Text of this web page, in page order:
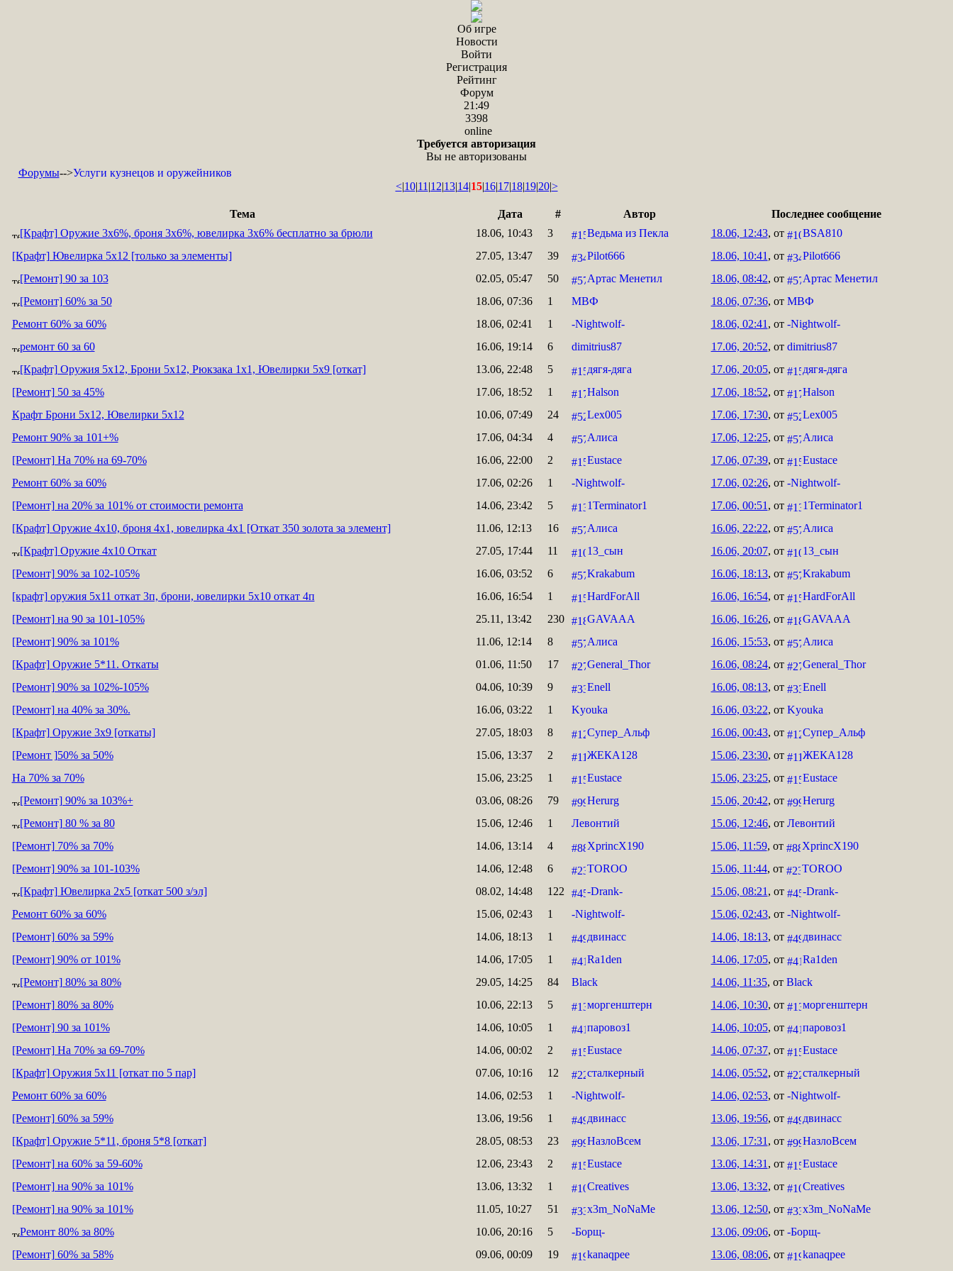
Об игре
Новости
Войти
Регистрация
Рейтинг
Форум
21:49
3398
online
Требуется авторизация
Вы не авторизованы
Форумы-->Услуги кузнецов и оружейников
<|10|11|12|13|14|15|16|17|18|19|20|>
Тема Дата # Автор
Последнее сообщение
[Крафт] Оружие 3х6%, броня 3х6%, ювелирка 3х6% бесплатно за брюли
18.06, 10:43 3 Ведьма из Пекла 18.06, 12:43, от
BSA810
[Крафт] Ювелирка 5х12 [только за элементы]
27.05, 13:47 39 Pilot666 18.06, 10:41, от
Pilot666
[Ремонт] 90 за 103
02.05, 05:47 50 Артас Менетил 18.06, 08:42, от
Артас Менетил
[Ремонт] 60% за 50
18.06, 07:36 1 МВФ 18.06, 07:36, от МВФ
Ремонт 60% за 60%
18.06, 02:41 1 -Nightwolf- 18.06, 02:41, от -Nightwolf-
ремонт 60 за 60
16.06, 19:14 6 dimitrius87 17.06, 20:52, от dimitrius87
[Крафт] Оружия 5х12, Брони 5х12, Рюкзака 1x1, Ювелирки 5x9 [откат]
13.06, 22:48 5 дягя-дяга 17.06, 20:05, от
дягя-дяга
[Ремонт] 50 за 45%
17.06, 18:52 1 Halson 17.06, 18:52, от
Halson
Крафт Брони 5x12, Ювелирки 5х12
10.06, 07:49 24 Lex005 17.06, 17:30, от
Lex005
Ремонт 90% за 101+%
17.06, 04:34 4 Алиса 17.06, 12:25, от
Алиса
[Ремонт] На 70% на 69-70%
16.06, 22:00 2 Eustace 17.06, 07:39, от
Eustace
Ремонт 60% за 60%
17.06, 02:26 1 -Nightwolf- 17.06, 02:26, от -Nightwolf-
[Ремонт] на 20% за 101% от стоимости ремонта
14.06, 23:42 5 1Terminator1 17.06, 00:51, от
1Terminator1
[Крафт] Оружие 4х10, броня 4х1, ювелирка 4х1 [Откат 350 золота за элемент]
11.06, 12:13 16 Алиса 16.06, 22:22, от
Алиса
[Крафт] Оружие 4х10 Откат
27.05, 17:44 11 13_сын 16.06, 20:07, от
13_сын
[Ремонт] 90% за 102-105%
16.06, 03:52 6 Krakabum 16.06, 18:13, от
Krakabum
[крафт] оружия 5х11 откат 3п, брони, ювелирки 5х10 откат 4п
16.06, 16:54 1 HardForAll 16.06, 16:54, от
HardForAll
[Ремонт] на 90 за 101-105%
25.11, 13:42 230 GAVAAA 16.06, 16:26, от
GAVAAA
[Ремонт] 90% за 101%
11.06, 12:14 8 Алиса 16.06, 15:53, от
Алиса
[Крафт] Оружие 5*11. Откаты
01.06, 11:50 17 General_Thor 16.06, 08:24, от
General_Thor
[Ремонт] 90% за 102%-105%
04.06, 10:39 9 Enell 16.06, 08:13, от
Enell
[Ремонт] на 40% за 30%.
16.06, 03:22 1 Kyouka 16.06, 03:22, от Kyouka
[Крафт] Оружие 3х9 [откаты]
27.05, 18:03 8 Супер_Альф 16.06, 00:43, от
Супер_Альф
[Ремонт ]50% за 50%
15.06, 13:37 2 ЖЕКА128 15.06, 23:30, от
ЖЕКА128
На 70% за 70%
15.06, 23:25 1 Eustace 15.06, 23:25, от
Eustace
[Ремонт] 90% за 103%+
03.06, 08:26 79 Herurg 15.06, 20:42, от
Herurg
[Ремонт] 80 % за 80
15.06, 12:46 1 Левонтий 15.06, 12:46, от Левонтий
[Ремонт] 70% за 70%
14.06, 13:14 4 XprincX190 15.06, 11:59, от
XprincX190
[Ремонт] 90% за 101-103%
14.06, 12:48 6 TOROO 15.06, 11:44, от
TOROO
[Крафт] Ювелирка 2х5 [откат 500 з/эл]
08.02, 14:48 122 -Drank- 15.06, 08:21, от
-Drank-
Ремонт 60% за 60%
15.06, 02:43 1 -Nightwolf- 15.06, 02:43, от -Nightwolf-
[Ремонт] 60% за 59%
14.06, 18:13 1 двинасс 14.06, 18:13, от
двинасс
[Ремонт] 90% от 101%
14.06, 17:05 1 Ra1den 14.06, 17:05, от
Ra1den
[Ремонт] 80% за 80%
29.05, 14:25 84 Black 14.06, 11:35, от Black
[Ремонт] 80% за 80%
10.06, 22:13 5 моргенштерн 14.06, 10:30, от
моргенштерн
[Ремонт] 90 за 101%
14.06, 10:05 1 паровоз1 14.06, 10:05, от
паровоз1
[Ремонт] На 70% за 69-70%
14.06, 00:02 2 Eustace 14.06, 07:37, от
Eustace
[Крафт] Оружия 5х11 [откат по 5 пар]
07.06, 10:16 12 сталкерный 14.06, 05:52, от
сталкерный
Ремонт 60% за 60%
14.06, 02:53 1 -Nightwolf- 14.06, 02:53, от -Nightwolf-
[Ремонт] 60% за 59%
13.06, 19:56 1 двинасс 13.06, 19:56, от
двинасс
[Крафт] Оружие 5*11, броня 5*8 [откат]
28.05, 08:53 23 НазлоВсем 13.06, 17:31, от
НазлоВсем
[Ремонт] на 60% за 59-60%
12.06, 23:43 2 Eustace 13.06, 14:31, от
Eustace
[Ремонт] на 90% за 101%
13.06, 13:32 1 Creatives 13.06, 13:32, от
Creatives
[Ремонт] на 90% за 101%
11.05, 10:27 51 x3m_NoNaMe 13.06, 12:50, от
x3m_NoNaMe
Ремонт 80% за 80%
10.06, 20:16 5 -Борщ- 13.06, 09:06, от -Борщ-
[Ремонт] 60% за 58%
09.06, 00:09 19 kanaqpee 13.06, 08:06, от kanaqpee